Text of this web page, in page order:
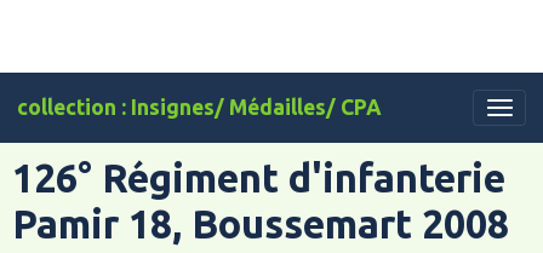
collection : Insignes/ Médailles/ CPA
126° Régiment d'infanterie
Pamir 18, Boussemart 2008